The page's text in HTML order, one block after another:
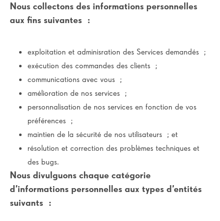
Nous collectons des informations personnelles
aux fins suivantes :
exploitation et adminisration des Services demandés ;
exécution des commandes des clients ;
communications avec vous ;
amélioration de nos services ;
personnalisation de nos services en fonction de vos
préférences ;
maintien de la sécurité de nos utilisateurs ; et
résolution et correction des problèmes techniques et
des bugs.
Nous divulguons chaque catégorie
d’informations personnelles aux types d’entités
suivants :